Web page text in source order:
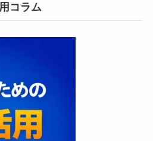
コラム